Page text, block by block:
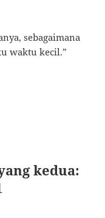
sebagaimana
waktu kecil.”
kedua: